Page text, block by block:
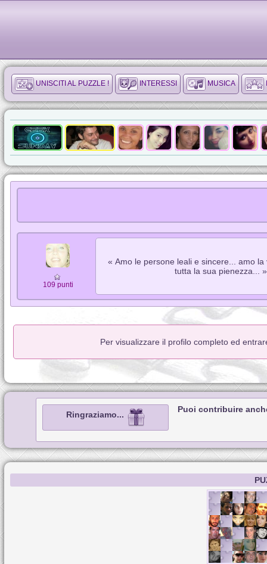
UNISCITI AL PUZZLE ! INTERESSI MUSICA
109 punti
« Amo le persone leali e sincere... amo la
tutta la sua pienezza... »
Per visualizzare il profilo completo ed
Ringraziamo...
Puoi contribuire